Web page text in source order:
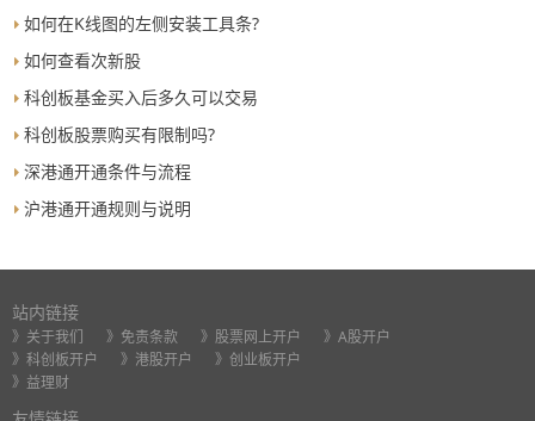
如何在K线图的左侧安装工具条?
如何查看次新股
科创板基金买入后多久可以交易
科创板股票购买有限制吗?
深港通开通条件与流程
沪港通开通规则与说明
站内链接
》关于我们 》免责条款 》股票网上开户
》A股开户
》科创板开户
》港股开户
》创业板开户
》益理财